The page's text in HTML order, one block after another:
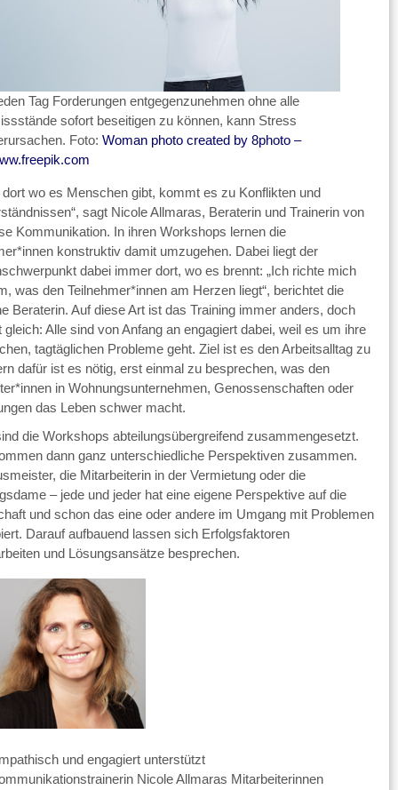
Tag Forderungen entgegenzunehmen ohne alle
sofort beseitigen zu können, kann Stress
Foto: Woman photo created by 8photo –
dort wo es Menschen gibt, kommt es zu Konflikten und
sagt Nicole Allmaras, Beraterin und Trainerin von
Kommunikation. In ihren Workshops lernen die
konstruktiv damit umzugehen. Dabei liegt der
dabei immer dort, wo es brennt: „Ich richte mich
was den Teilnehmer*innen am Herzen liegt“, berichtet die
Beraterin. Auf diese Art ist das Training immer anders, doch
gleich: Alle sind von Anfang an engagiert dabei, weil es um ihre
tagtäglichen Probleme geht. Ziel ist es den Arbeitsalltag zu
dafür ist es nötig, erst einmal zu besprechen, was den
in Wohnungsunternehmen, Genossenschaften oder
das Leben schwer macht.
die Workshops abteilungsübergreifend zusammengesetzt.
dann ganz unterschiedliche Perspektiven zusammen.
die Mitarbeiterin in der Vermietung oder die
– jede und jeder hat eine eigene Perspektive auf die
und schon das eine oder andere im Umgang mit Problemen
Darauf aufbauend lassen sich Erfolgsfaktoren
und Lösungsansätze besprechen.
und engagiert unterstützt
Nicole Allmaras Mitarbeiterinnen